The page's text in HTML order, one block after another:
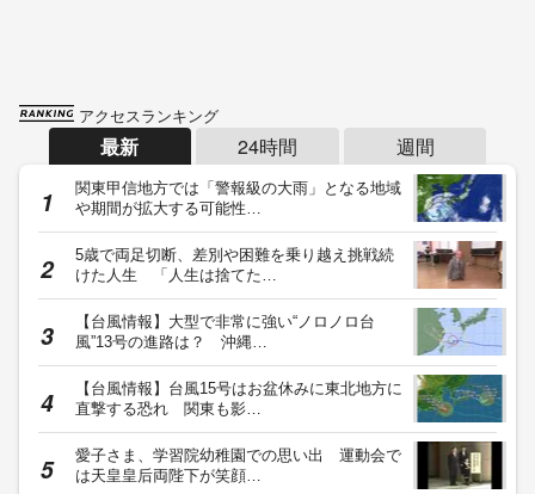
アクセスランキング
最新 24時間 週間
関東甲信地方では「警報級の大雨」となる地域
や期間が拡大する可能性…
5歳で両足切断、差別や困難を乗り越え挑戦続
けた人生 「人生は捨てた…
【台風情報】大型で非常に強い“ノロノロ台
風”13号の進路は？ 沖縄…
【台風情報】台風15号はお盆休みに東北地方に
直撃する恐れ 関東も影…
愛子さま、学習院幼稚園での思い出 運動会で
は天皇皇后両陛下が笑顔…